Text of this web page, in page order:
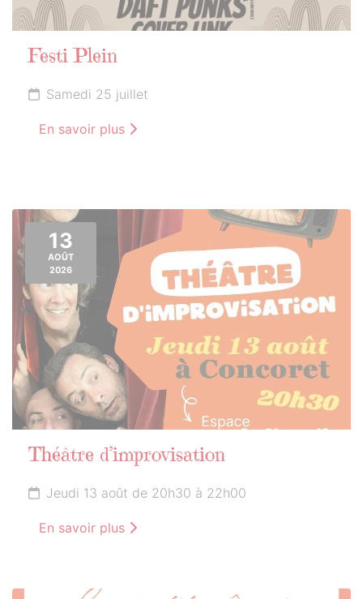
Festi Plein
Samedi 25 juillet
En savoir plus
13
AOÛT
2026
Théâtre d’improvisation
Jeudi 13 août de 20h30 à 22h00
En savoir plus